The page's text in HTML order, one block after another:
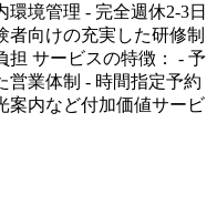
境管理 - 完全週休2-3日
者向けの充実した研修制
担 サービスの特徴： - 予
営業体制 - 時間指定予約
案内など付加価値サービ